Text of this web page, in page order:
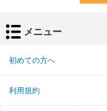
メニュー
初めての方へ
利用規約